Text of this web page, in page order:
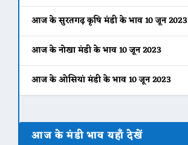
आज के सुरतगढ़ कृषि मंडी के भाव 10 जून 2023
आज के नोखा मंडी के भाव 10 जून 2023
आज के ओसियां मंडी के भाव 10 जून 2023
आज के मंडी भाव यहाँ देखें